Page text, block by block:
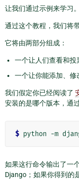
让我们通过示例来学习。
通过这个教程，我们将
它将由两部分组成：
一个让人们查看和投
一个让你能添加、修
我们假定你已经阅读了
安装的是哪个版本，通
$
如果这行命令输出了一
Django；如果你得到的